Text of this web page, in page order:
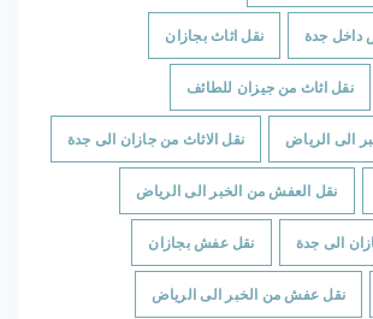
داخل جدة نقل اثاث بجازان
نقل اثاث من جيزان للطائف
الى الرياض نقل الاثاث من جازان الى جدة
نقل العفش من الخبر الى الرياض
الى جدة نقل عفش بجازان
نقل عفش من الخبر الى الرياض